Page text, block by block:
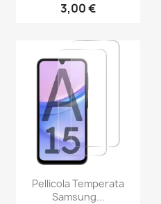
3,00 €
Pellicola Temperata
Samsung...